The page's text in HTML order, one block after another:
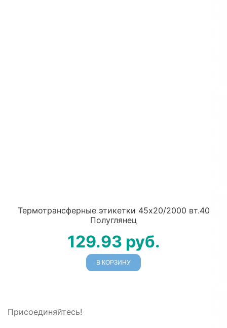
Термотрансферные этикетки 45х20/2000 вт.40
Полуглянец
129.93 руб.
В КОРЗИНУ
Присоединяйтесь!